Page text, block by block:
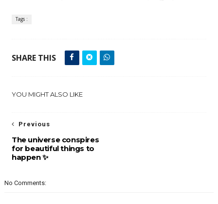
Tags :
SHARE THIS
YOU MIGHT ALSO LIKE
Previous
The universe conspires
for beautiful things to
happen ✨
No Comments: